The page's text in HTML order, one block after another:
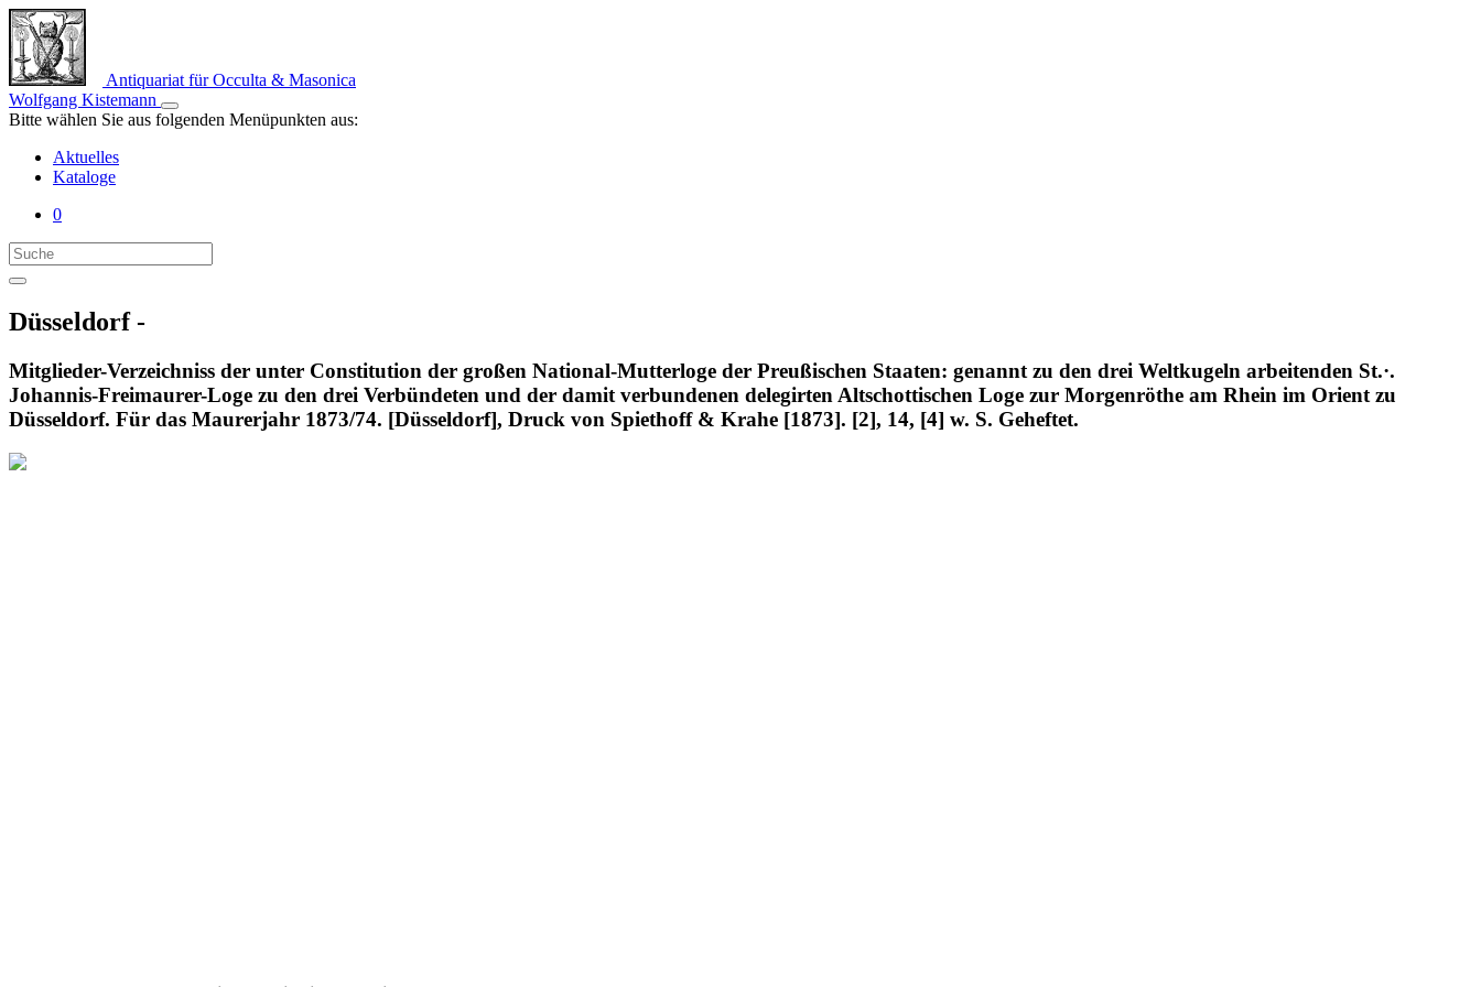
Antiquariat für Occulta & Masonica
Wolfgang Kistemann
Bitte wählen Sie aus folgenden Menüpunkten aus:
Aktuelles
Kataloge
0
Düsseldorf -
Mitglieder-Verzeichniss der unter Constitution der großen National-Mutterloge der Preußischen Staaten: genannt zu den drei Weltkugeln arbeitenden St.·.
Johannis-Freimaurer-Loge zu den drei Verbündeten und der damit verbundenen delegirten Altschottischen Loge zur Morgenröthe am Rhein im Orient zu
Düsseldorf. Für das Maurerjahr 1873/74. [Düsseldorf], Druck von Spiethoff & Krahe [1873]. [2], 14, [4] w. S. Geheftet.